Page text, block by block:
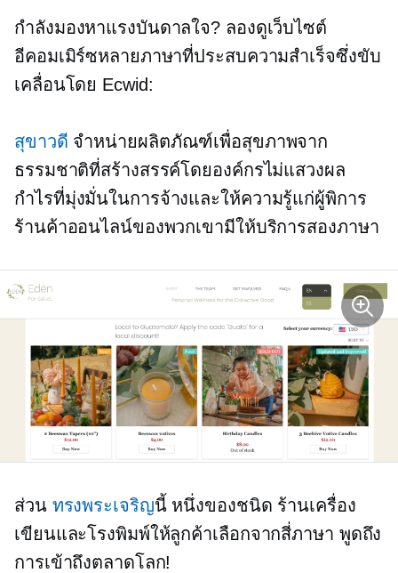
กำลังมองหาแรงบันดาลใจ? ลองดูเว็บไซต์
อีคอมเมิร์ซหลายภาษาที่ประสบความสำเร็จซึ่งขับ
เคลื่อนโดย Ecwid:
สุขาวดี จำหน่ายผลิตภัณฑ์เพื่อสุขภาพจาก
ธรรมชาติที่สร้างสรรค์โดยองค์กรไม่แสวงผล
กำไรที่มุ่งมั่นในการจ้างและให้ความรู้แก่ผู้พิการ
ร้านค้าออนไลน์ของพวกเขามีให้บริการสองภาษา
ส่วน ทรงพระเจริญนี้ หนึ่งของชนิด ร้านเครื่อง
เขียนและโรงพิมพ์ให้ลูกค้าเลือกจากสี่ภาษา พูดถึง
การเข้าถึงตลาดโลก!